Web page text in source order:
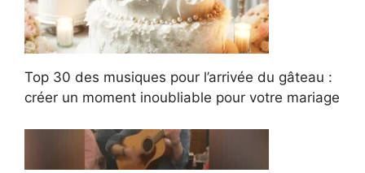
Top 30 des musiques pour l’arrivée du gâteau :
créer un moment inoubliable pour votre mariage